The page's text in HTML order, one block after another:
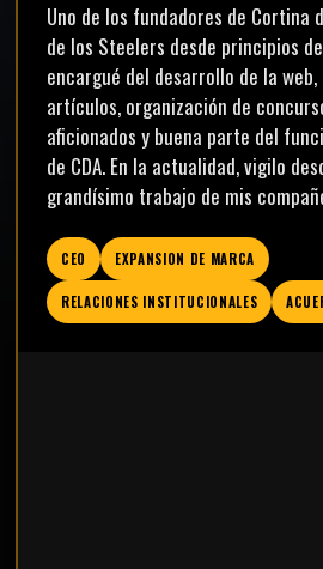
Uno de los fundadores de Cortina
de los Steelers desde principios
encargué del desarrollo de la
artículos, organización de
aficionados y buena parte del
de CDA. En la actualidad, vigilo
grandísimo trabajo de mis
CEO EXPANSION DE MARCA
RELACIONES INSTITUCIONALES